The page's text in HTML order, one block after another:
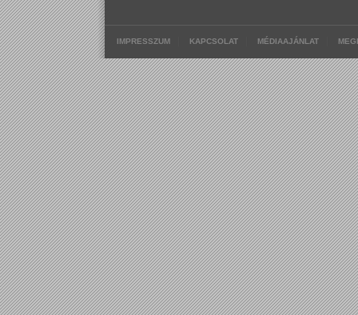
IMPRESSZUM KAPCSOLAT MÉDIAAJÁNLAT